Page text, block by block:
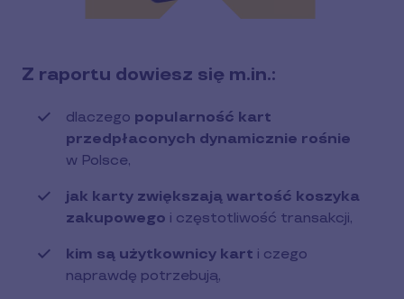
Z raportu dowiesz się m.in.:
dlaczego popularność kart
przedpłaconych dynamicznie rośnie
w Polsce,
jak karty zwiększają wartość koszyka
zakupowego i częstotliwość transakcji,
kim są użytkownicy kart i czego
naprawdę potrzebują,